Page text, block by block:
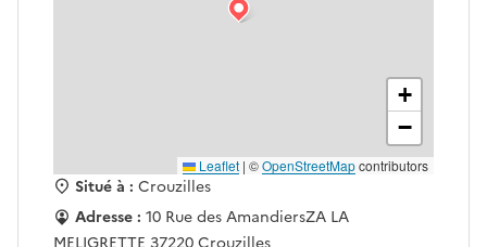
+
−
Leaflet | ©OpenStreetMapcontributors
Situé à : Crouzilles
Adresse : 10 Rue des AmandiersZA LA